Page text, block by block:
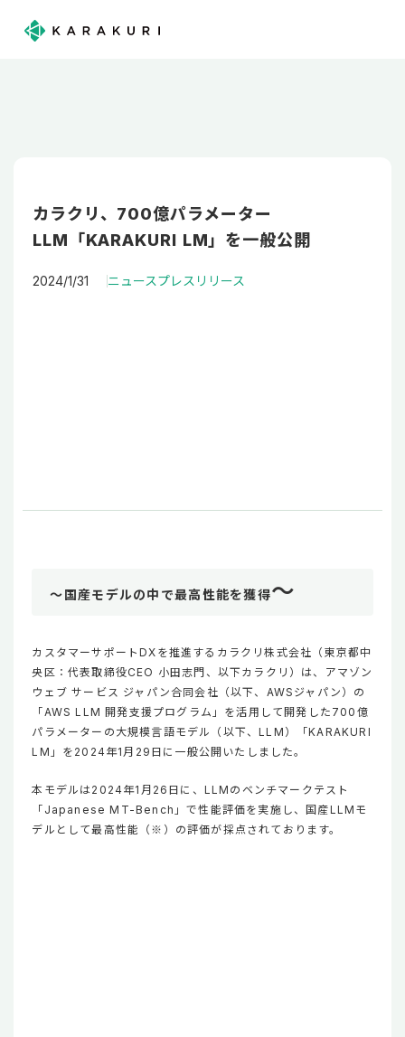
カラクリ、700億パラメーター
LLM「KARAKURI LM」を一般公開
ニュースプレスリリース
2024/1/31
～国産モデルの中で最高性能を獲得～
カスタマーサポートDXを推進するカラクリ株式会社（東京都中
央区：代表取締役CEO 小田志門、以下カラクリ）は、アマゾン
ウェブ サービス ジャパン合同会社（以下、AWSジャパン）の
「AWS LLM 開発支援プログラム」を活用して開発した700億
パラメーターの大規模言語モデル（以下、LLM）「KARAKURI
LM」を2024年1月29日に一般公開いたしました。
本モデルは2024年1月26日に、LLMのベンチマークテスト
「Japanese MT-Bench」で性能評価を実施し、国産LLMモ
デルとして最高性能（※）の評価が採点されております。